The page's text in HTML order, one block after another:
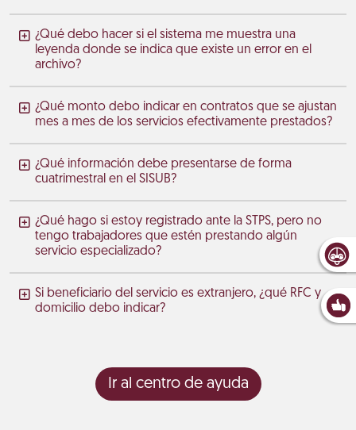
¿Qué debo hacer si el sistema me muestra una
leyenda donde se indica que existe un error en el
archivo?
¿Qué monto debo indicar en contratos que se ajustan
mes a mes de los servicios efectivamente prestados?
¿Qué información debe presentarse de forma
cuatrimestral en el SISUB?
¿Qué hago si estoy registrado ante la STPS, pero no
tengo trabajadores que estén prestando algún
servicio especializado?
Si beneficiario del servicio es extranjero, ¿qué RFC y
domicilio debo indicar?
Ir al centro de ayuda